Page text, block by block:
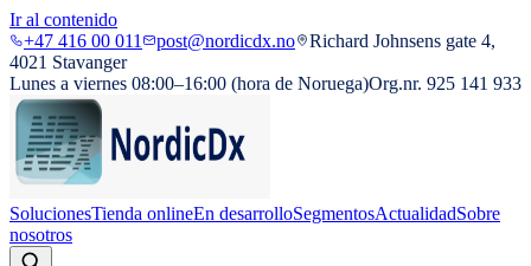
Ir al contenido
+47 416 00 011
post@nordicdx.no
Richard Johnsens gate 4,
4021 Stavanger
Lunes a viernes 08:00–16:00 (hora de Noruega)Org.nr. 925 141 933
SolucionesTienda onlineEn desarrolloSegmentosActualidadSobre
nosotros